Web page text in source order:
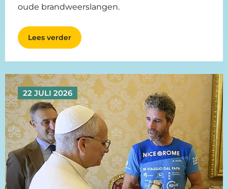
oude brandweerslangen.
Lees verder
22 JULI 2026